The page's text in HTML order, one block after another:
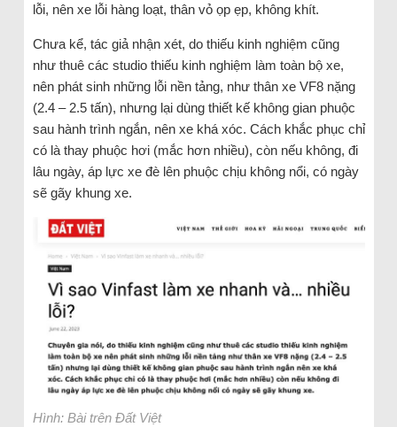
lỗi, nên xe lỗi hàng loạt, thân vỏ ọp ẹp, không khít.
Chưa kể, tác giả nhận xét, do thiếu kinh nghiệm cũng
như thuê các studio thiếu kinh nghiệm làm toàn bộ xe,
nên phát sinh những lỗi nền tảng, như thân xe VF8 nặng
(2.4 – 2.5 tấn), nhưng lại dùng thiết kế không gian phuộc
sau hành trình ngắn, nên xe khá xóc. Cách khắc phục chỉ
có là thay phuộc hơi (mắc hơn nhiều), còn nếu không, đi
lâu ngày, áp lực xe đè lên phuộc chịu không nổi, có ngày
sẽ gãy khung xe.
Hình: Bài trên Đất Việt